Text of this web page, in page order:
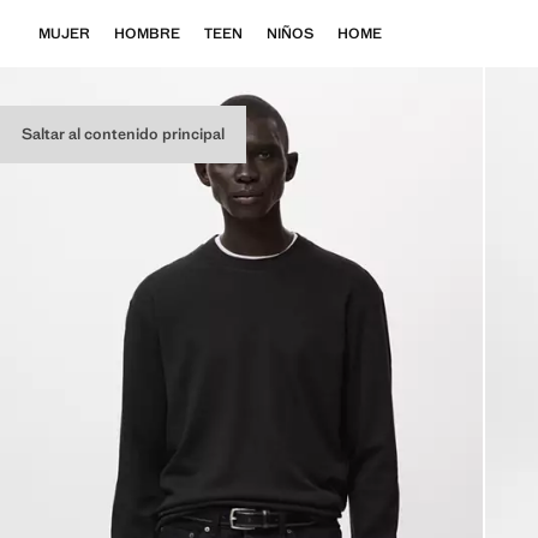
Saltar al contenido principal
MUJER HOMBRE TEEN NIÑOS HOME